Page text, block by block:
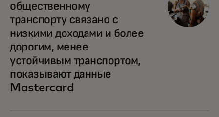
общественному
транспорту связано с
низкими доходами и более
дорогим, менее
устойчивым транспортом,
показывают данные
Mastercard